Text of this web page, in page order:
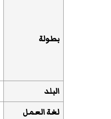
بطولة
البلد
لغة العمل